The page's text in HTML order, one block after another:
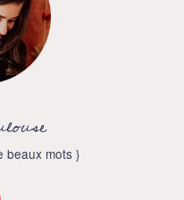
beaux mots }